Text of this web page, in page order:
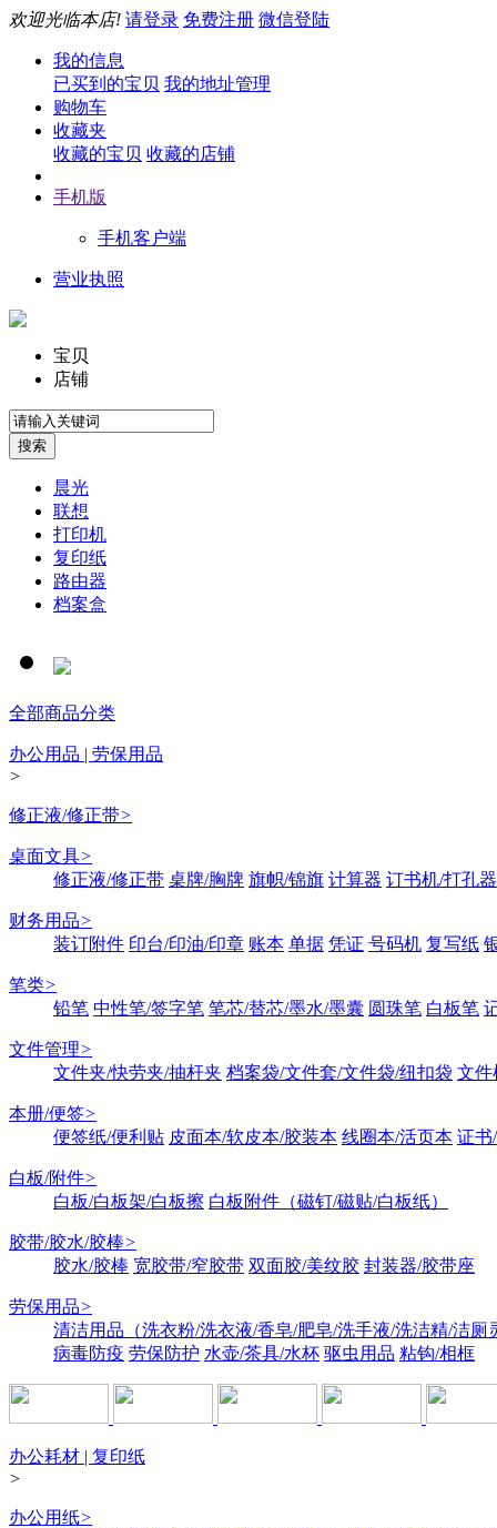
欢迎光临本店! 请登录 免费注册 微信登陆
我的信息
已买到的宝贝 我的地址管理
购物车
收藏夹
收藏的宝贝 收藏的店铺
手机版
手机客户端
营业执照
宝贝
店铺
晨光
联想
打印机
复印纸
路由器
档案盒
全部商品分类
办公用品 | 劳保用品
>
修正液/修正带>
桌面文具>
修正液/修正带 桌牌/胸牌 旗帜/锦旗 计算器 订书机/打孔器
财务用品>
装订附件 印台/印油/印章 账本 单据 凭证 号码机 复写纸
笔类>
铅笔 中性笔/签字笔 笔芯/替芯/墨水/墨囊 圆珠笔 白板笔
文件管理>
文件夹/快劳夹/抽杆夹 档案袋/文件套/文件袋/纽扣袋 文件
本册/便签>
便签纸/便利贴 皮面本/软皮本/胶装本 线圈本/活页本 证书
白板/附件>
白板/白板架/白板擦 白板附件（磁钉/磁贴/白板纸）
胶带/胶水/胶棒>
胶水/胶棒 宽胶带/窄胶带 双面胶/美纹胶 封装器/胶带座
劳保用品>
清洁用品（洗衣粉/洗衣液/香皂/肥皂/洗手液/洗洁精/洁厕
病毒防疫 劳保防护 水壶/茶具/水杯 驱虫用品 粘钩/相框
办公耗材 | 复印纸
>
办公用纸>